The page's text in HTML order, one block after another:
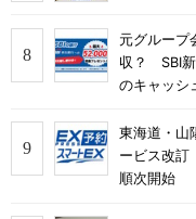
元グループ
収？ SBI新
のキャッシ
東海道・山
ービス改
順次開始